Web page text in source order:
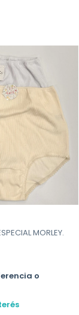
MORLEY.
o